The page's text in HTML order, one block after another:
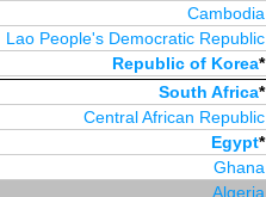
Cambodia
Lao People's Democratic Republic
*
Republic of Korea
Brunei Darussalam
*
South Africa
Central African Republic
*
Egypt
Ghana
Algeria